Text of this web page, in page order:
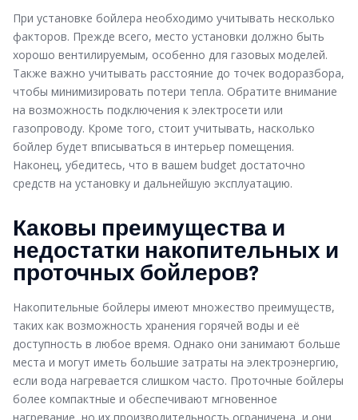
При установке бойлера необходимо учитывать несколько
факторов. Прежде всего, место установки должно быть
хорошо вентилируемым, особенно для газовых моделей.
Также важно учитывать расстояние до точек водоразбора,
чтобы минимизировать потери тепла. Обратите внимание
на возможность подключения к электросети или
газопроводу. Кроме того, стоит учитывать, насколько
бойлер будет вписываться в интерьер помещения.
Наконец, убедитесь, что в вашем budget достаточно
средств на установку и дальнейшую эксплуатацию.
Каковы преимущества и
недостатки накопительных и
проточных бойлеров?
Накопительные бойлеры имеют множество преимуществ,
таких как возможность хранения горячей воды и её
доступность в любое время. Однако они занимают больше
места и могут иметь большие затраты на электроэнергию,
если вода нагревается слишком часто. Проточные бойлеры
более компактные и обеспечивают мгновенное
нагревание, но их производительность ограничена, и они